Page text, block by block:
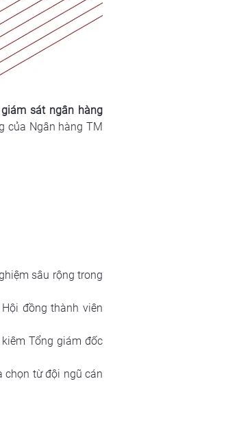
sát ngân hàng
của Ngân hàng TM
sâu rộng trong
đồng thành viên
Tổng giám đốc
chọn từ đội ngũ cán